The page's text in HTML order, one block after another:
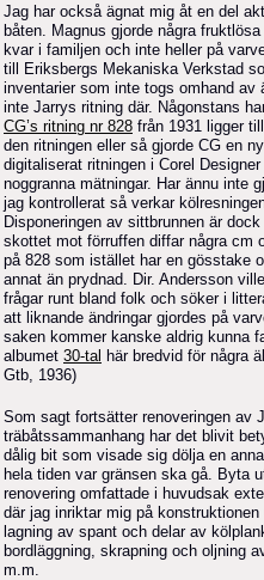
Jag har också ägnat mig åt en del
båten. Magnus gjorde några
kvar i familjen och inte heller på
till Eriksbergs Mekaniska Verkstad
inventarier som inte togs omhand
inte Jarrys ritning där. Någonstans
CG’s ritning nr 828 från 1931 ligger
den ritningen eller så gjorde CG en
digitaliserat ritningen i Corel
noggranna mätningar. Har ännu inte
jag kontrollerat så verkar
Disponeringen av sittbrunnen är
skottet mot förruffen diffar några cm
på 828 som istället har en gösstake
annat än prydnad. Dir. Andersson
frågar runt bland folk och söker i
att liknande ändringar gjordes på
saken kommer kanske aldrig kunna
albumet 30-tal här bredvid för några
Gtb, 1936)
Som sagt fortsätter renoveringen av
träbåtssammanhang har det blivit
dålig bit som visade sig dölja en
hela tiden var gränsen ska gå. Byta
renovering omfattade i huvudsak
där jag inriktar mig på
lagning av spant och delar av
bordläggning, skrapning och oljning
m.m.